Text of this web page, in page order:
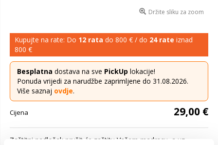
Držite sliku za zoom
Kupujte na rate: Do 12 rata do 800 € / do 24 rate iznad
800 €
Besplatna dostava na sve PickUp lokacije!
Ponuda vrijedi za narudžbe zaprimljene do 31.08.2026.
Više saznaj ovdje.
Cijena 29,00 €
Zaštitni nadložak pružit će zaštitu Vašem madracu, a uz